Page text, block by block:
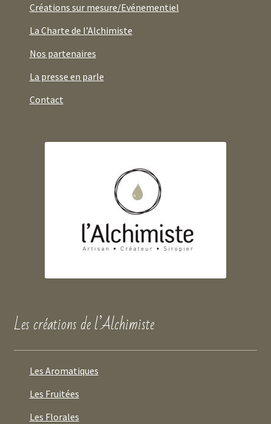
Créations sur mesure/Evénementiel
La Charte de l’Alchimiste
Nos partenaires
La presse en parle
Contact
Les créations de l’Alchimiste
Les Aromatiques
Les Fruitées
Les Florales